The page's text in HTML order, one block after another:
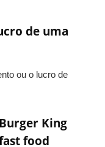
de uma
ou o lucro de
King
food